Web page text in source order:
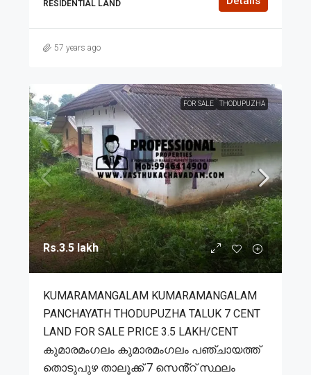
RESIDENTIAL LAND
57 years ago
FOR SALE THODUPUZHA
Rs.3.5 lakh
KUMARAMANGALAM KUMARAMANGALAM
PANCHAYATH THODUPUZHA TALUK 7 CENT
LAND FOR SALE PRICE 3.5 LAKH/CENT
കുമാരമംഗലം കുമാരമംഗലം പഞ്ചായത്ത്
തൊടുപുഴ താലൂക്ക് 7 സെൻ്റ് സ്ഥലം